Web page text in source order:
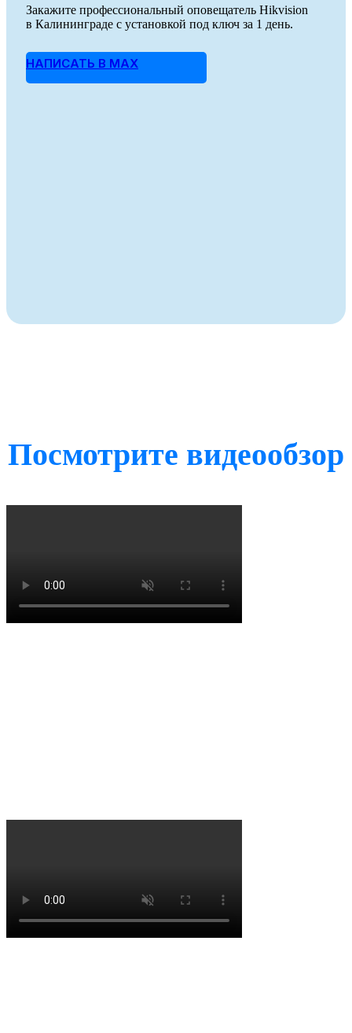
Закажите профессиональный оповещатель Hikvision
в Калининграде с установкой под ключ за 1 день.
НАПИСАТЬ В MAX
Посмотрите видеообзор